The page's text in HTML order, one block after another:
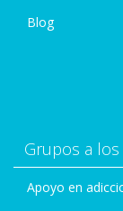
Blog
Grupos a
Apoyo en